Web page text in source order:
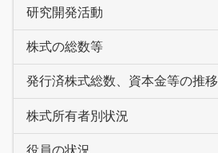
研究開発活動
株式の総数等
発行済株式総数、資本金等の推移
株式所有者別状況
役員の状況